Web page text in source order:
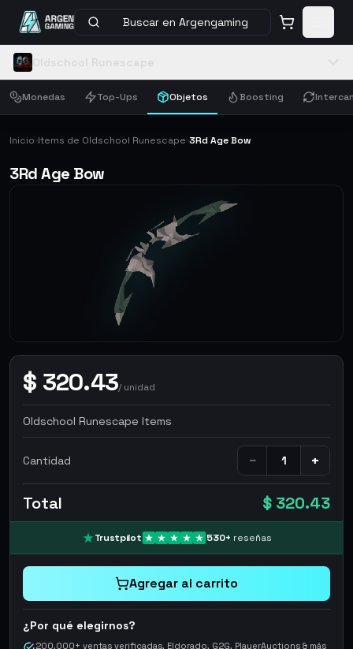
Buscar en Argengaming
Monedas Top-Ups Objetos Boosting
Inicio›Items de Oldschool Runescape›3Rd Age Bow
3Rd Age Bow
$ 320.43/unidad
Oldschool Runescape Items
Cantidad − +
Total $ 320.43
Trustpilot 530+ reseñas
Agregar al carrito
¿Por qué elegirnos?
200,000+ ventas verificadas, Eldorado, G2G, PlayerAuctions & más